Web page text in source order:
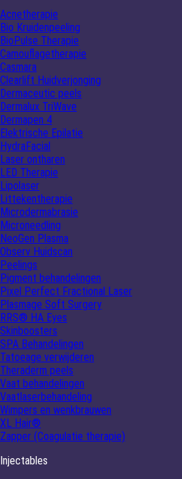
Acnetherapie
Bio Kruidenpeeling
BioPulse Therapie
Camouflagetherapie
Casmara
Clearlift Huidverjonging
Dermaceutic peels
Dermalux TriWave
Dermapen 4
Elektrische Epilatie
HydraFacial
Laser ontharen
LED Therapie
Lipolaser
Littekentherapie
Microdermabrasie
Microneedling
NeoGen Plasma
Observ Huidscan
Peelings
Pigment behandelingen
Pixel Perfect Fractional Laser
Plasmage Soft Surgery
RRS® HA Eyes
Skinboosters
SPA Behandelingen
Tatoeage verwijderen
Theraderm peels
Vaat behandelingen
Vaatlaserbehandeling
Wimpers en wenkbrauwen
XL Hair®
Zapper (Coagulatie therapie)
Injectables